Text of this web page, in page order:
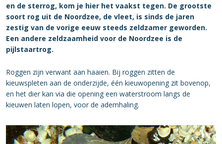
en de sterrog, kom je hier het vaakst tegen. De grootste
soort rog uit de Noordzee, de vleet, is sinds de jaren
zestig van de vorige eeuw steeds zeldzamer geworden.
Een andere zeldzaamheid voor de Noordzee is de
pijlstaartrog.
Roggen zijn verwant aan haaien. Bij roggen zitten de
kieuwspleten aan de onderzijde, één kieuwopening zit bovenop,
en het dier kan via die opening een waterstroom langs de
kieuwen laten lopen, voor de ademhaling.